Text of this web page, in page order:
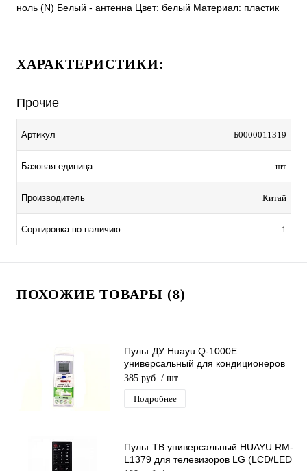
ноль (N) Белый - антенна Цвет: белый Материал: пластик
ХАРАКТЕРИСТИКИ:
Прочие
Артикул Б0000011319
Базовая единица шт
Производитель Китай
Сортировка по наличию 1
ПОХОЖИЕ ТОВАРЫ (8)
Пульт ДУ Huayu Q-1000E
универсальный для кондиционеров
1000 в 1
385 руб. / шт
Подробнее
Пульт ТВ универсальный HUAYU RM-
L1379 для телевизоров LG (LCD/LED